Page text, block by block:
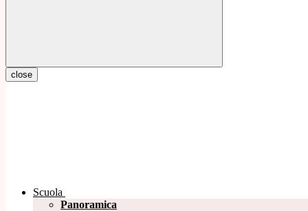
close
Scuola
Panoramica